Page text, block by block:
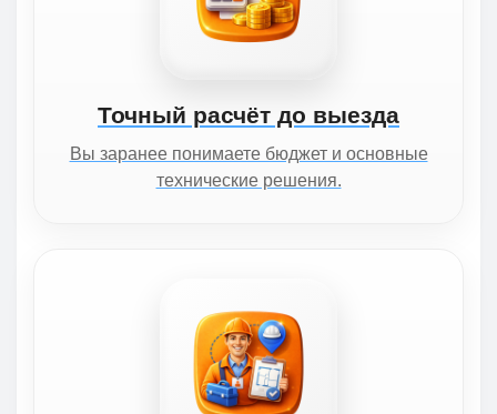
Точный расчёт до выезда
Вы заранее понимаете бюджет и основные
технические решения.